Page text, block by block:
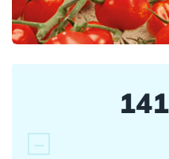
141
−